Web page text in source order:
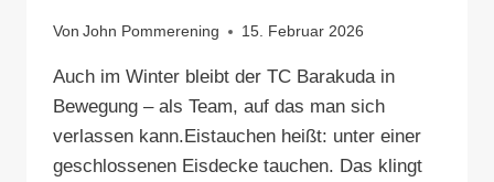
Von John Pommerening 15. Februar 2026
Auch im Winter bleibt der TC Barakuda in
Bewegung – als Team, auf das man sich
verlassen kann.Eistauchen heißt: unter einer
geschlossenen Eisdecke tauchen. Das klingt